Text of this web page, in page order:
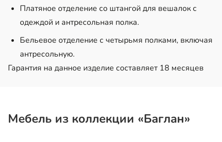
Платяное отделение со штангой для вешалок с
одеждой и антресольная полка.
Бельевое отделение с четырьмя полками, включая
антресольную.
Гарантия на данное изделие составляет 18 месяцев
Мебель из коллекции «Баглан»